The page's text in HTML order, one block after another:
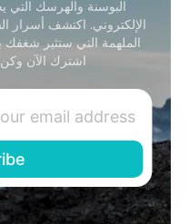
البوسنة والهرسك التي
الإلكتروني. اكتشف أسرار
الملهمة التي ستثير
اشترك الآن